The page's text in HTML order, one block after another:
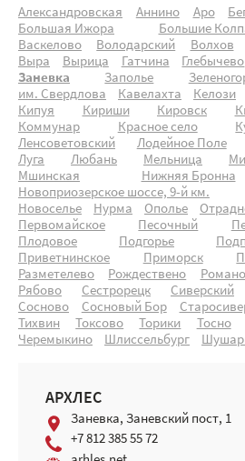
Александровская Аннино Аро
Большая Ижора
Большие
Васкелово
Володарский Волхов
Выра
Вырица Гатчина Глебычево
Заневка
Заполье
им. Свердлова
Кавелахта Келози
Кипуя
Кириши Кировск
Коммунар
Красное село
Ленсоветовский
Лодейное Поле
Луга
Любань Мельница
Мшинская
Нижняя Бронна
Новоприозерское шоссе, 9-й км.
Новоселье
Нурма Ополье
Первомайское
Песочный
Плодовое
Подгорье
Приветнинское
Приморск
Разметелево
Рождествено
Рябово
Сестрорецк Сиверский
Сосново
Сосновый Бор
Тихвин
Токсово Торики Тосно
Черемыкино
Шлиссельбург
АРХЛЕС
Заневка, Заневский пост, 1
+7 812 385 55 72